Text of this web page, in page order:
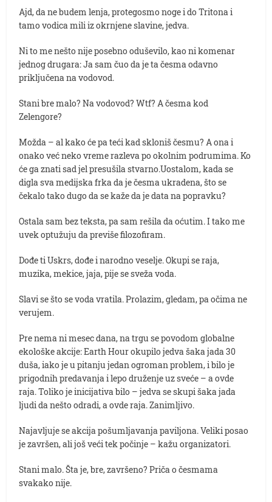
Ajd, da ne budem lenja, protegosmo noge i do Tritona i
tamo vodica mili iz okrnjene slavine, jedva.
Ni to me nešto nije posebno oduševilo, kao ni komenar
jednog drugara: Ja sam čuo da je ta česma odavno
priključena na vodovod.
Stani bre malo? Na vodovod? Wtf? A česma kod
Zelengore?
Možda – al kako će pa teći kad skloniš česmu? A ona i
onako već neko vreme razleva po okolnim podrumima. Ko
će ga znati sad jel presušila stvarno.Uostalom, kada se
digla sva medijska frka da je česma ukradena, što se
čekalo tako dugo da se kaže da je data na popravku?
Ostala sam bez teksta, pa sam rešila da oćutim. I tako me
uvek optužuju da previše filozofiram.
Dođe ti Uskrs, dođe i narodno veselje. Okupi se raja,
muzika, mekice, jaja, pije se sveža voda.
Slavi se što se voda vratila. Prolazim, gledam, pa očima ne
verujem.
Pre nema ni mesec dana, na trgu se povodom globalne
ekološke akcije: Earth Hour okupilo jedva šaka jada 30
duša, iako je u pitanju jedan ogroman problem, i bilo je
prigodnih predavanja i lepo druženje uz sveće – a ovde
raja. Toliko je inicijativa bilo – jedva se skupi šaka jada
ljudi da nešto odradi, a ovde raja. Zanimljivo.
Najavljuje se akcija pošumljavanja paviljona. Veliki posao
je završen, ali još veći tek počinje – kažu organizatori.
Stani malo. Šta je, bre, završeno? Priča o česmama
svakako nije.